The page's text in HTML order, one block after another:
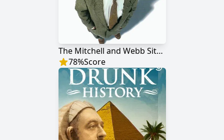
The Mitchell and Webb Situation
78%Score